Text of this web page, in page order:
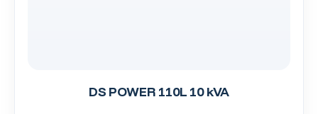
DS POWER 110L 10 kVA